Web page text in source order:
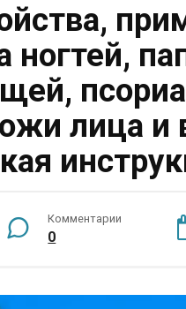
ногтей,
лица и
Комментарии
0